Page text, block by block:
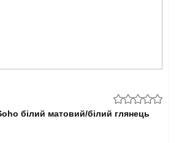
білий матовий/білий глянець